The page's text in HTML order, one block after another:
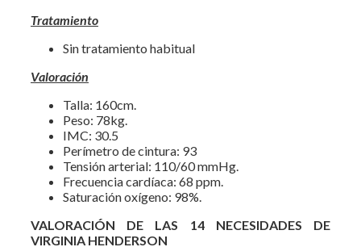
Tratamiento
Sin tratamiento habitual
Valoración
Talla: 160cm.
Peso: 78kg.
IMC: 30.5
Perímetro de cintura: 93
Tensión arterial: 110/60 mmHg.
Frecuencia cardíaca: 68 ppm.
Saturación oxígeno: 98%.
VALORACIÓN DE LAS 14 NECESIDADES DE
VIRGINIA HENDERSON